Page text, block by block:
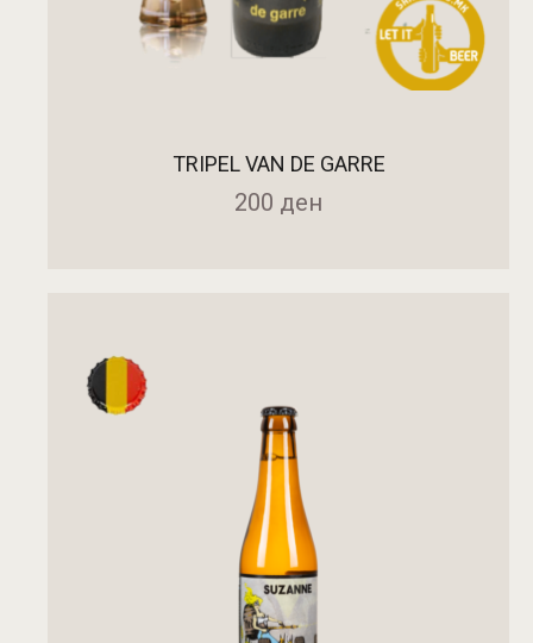
TRIPEL VAN DE GARRE
200 ден